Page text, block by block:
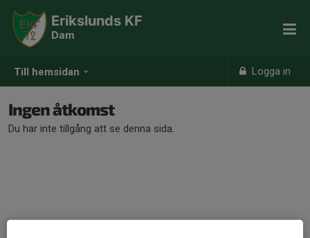
Till hemsidan Logga in
Erikslunds KF
Dam
Ingen åtkomst
Du har inte tillgång att se denna sida.